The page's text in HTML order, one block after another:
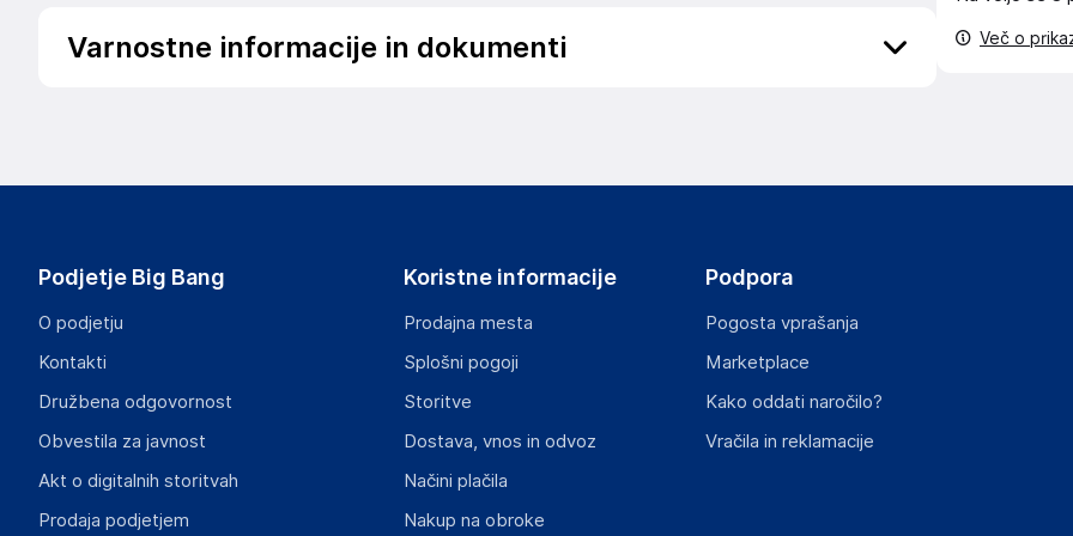
Varnostne informacije in dokumenti
info@haloorodje.si
Gospodarski subjekt s sedežem v EU, ki zagotavlja skladnost izdelka z zahtevanimi predpisi.
Na žago 32, 8351 Straža
Slovenija
Več o
Podjetje Big Bang
O podjetju
Kontakti
Družbena odgovornost
Obvestila za javnost
Akt o digitalnih storitvah
Prodaja podjetjem
Koristne informacije
Prodajna mesta
Splošni pogoji
Storitve
Dostava, vnos in odvoz
Načini plačila
Nakup na obroke
Podpora
Pogosta vprašanja
Marketplace
Kako oddati naročilo?
Vračila in reklamacije